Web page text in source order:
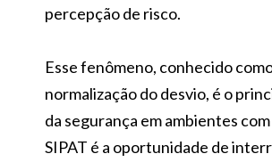
percepção de risco.
Esse fenômeno, conhecido
normalização do desvio, é o
da segurança em ambientes
SIPAT é a oportunidade de